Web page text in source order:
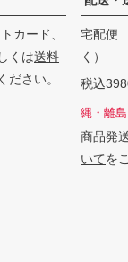
カード、
くは送料
ださい。
宅配便
く）
税込
縄・離島
商品発
いてを